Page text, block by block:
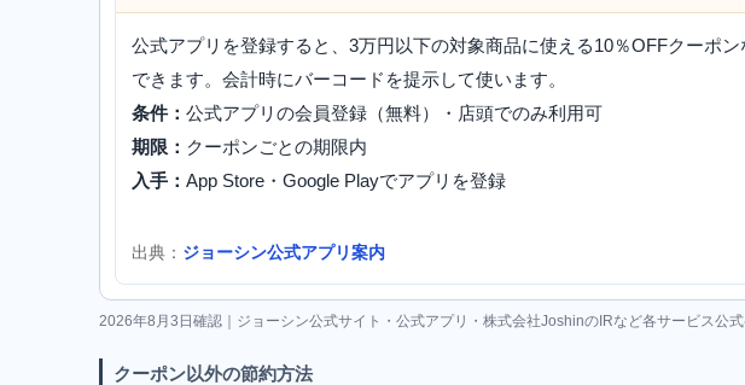
公式アプリを登録すると、3万円以下の対象商品に使える10％OFFクーポ
できます。会計時にバーコードを提示して使います。
条件： 公式アプリの会員登録（無料）・店頭でのみ利用可
期限： クーポンごとの期限内
入手： App Store・Google Playでアプリを登録
出典： ジョーシン公式アプリ案内
2026年8月3日確認｜ジョーシン公式サイト・公式アプリ・株式会社JoshinのIRなど各サービス公
クーポン以外の節約方法